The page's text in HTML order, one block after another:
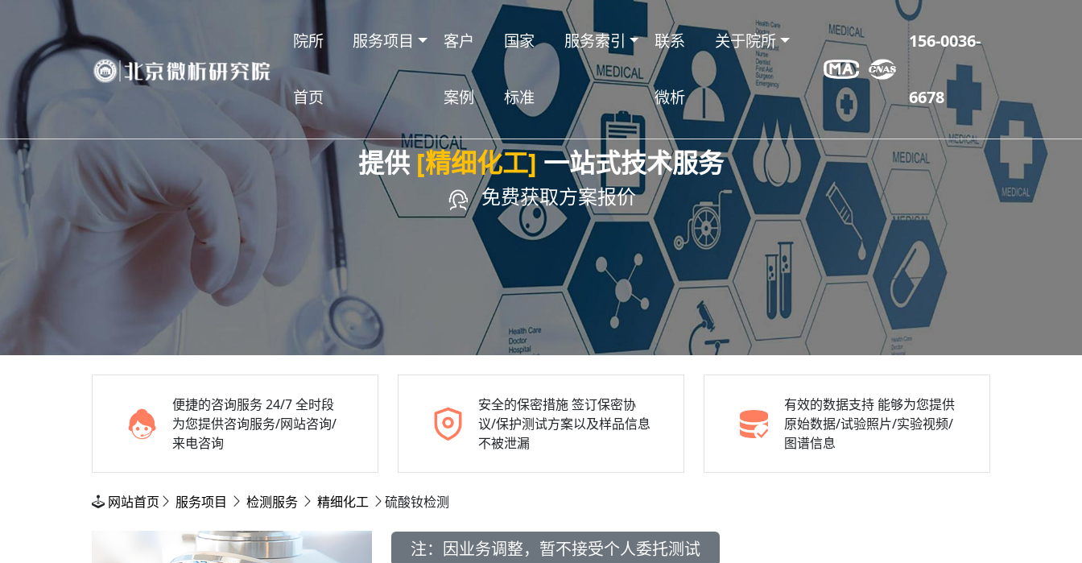
院所
首页
服务项目 客户
案例
国家
标准
服务索引 联系
微析
关于院所 156-0036-
6678
提供 [精细化工]一站式技术服务
免费获取方案报价
便捷的咨询服务24/7 全时段
为您提供咨询服务/网站咨询/
来电咨询
安全的保密措施签订保密协
议/保护测试方案以及样品信息
不被泄漏
有效的数据支持 能够为您提供
原始数据/试验照片/实验视频/
图谱信息
网站首页 服务项目 检测服务 精细化工 硫酸钕检测
注：因业务调整，暂不接受个人委托测试